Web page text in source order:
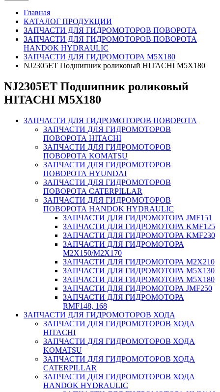
Главная
КАТАЛОГ ПРОДУКЦИИ
ЗАПЧАСТИ ДЛЯ ГИДРОМОТОРОВ ПОВОРОТА
ЗАПЧАСТИ ДЛЯ ГИДРОМОТОРОВ ПОВОРОТА
HANDOK HYDRAULIC
ЗАПЧАСТИ ДЛЯ ГИДРОМОТОРА M5X180
NJ2305ET Подшипник роликовый HITACHI M5X180
NJ2305ET Подшипник роликовый
HITACHI M5X180
ЗАПЧАСТИ ДЛЯ ГИДРОМОТОРОВ ПОВОРОТА
ЗАПЧАСТИ ДЛЯ ГИДРОМОТОРОВ
ПОВОРОТА HITACHI
ЗАПЧАСТИ ДЛЯ ГИДРОМОТОРОВ
ПОВОРОТА KOMATSU
ЗАПЧАСТИ ДЛЯ ГИДРОМОТОРОВ
ПОВОРОТА HYUNDAI
ЗАПЧАСТИ ДЛЯ ГИДРОМОТОРОВ
ПОВОРОТА CATERPILLAR
ЗАПЧАСТИ ДЛЯ ГИДРОМОТОРОВ
ПОВОРОТА HANDOK HYDRAULIC
ЗАПЧАСТИ ДЛЯ ГИДРОМОТОРА JMF151
ЗАПЧАСТИ ДЛЯ ГИДРОМОТОРА KMF125
ЗАПЧАСТИ ДЛЯ ГИДРОМОТОРА KMF230
ЗАПЧАСТИ ДЛЯ ГИДРОМОТОРА
M2X150/M2X170
ЗАПЧАСТИ ДЛЯ ГИДРОМОТОРА M2X210
ЗАПЧАСТИ ДЛЯ ГИДРОМОТОРА M5X130
ЗАПЧАСТИ ДЛЯ ГИДРОМОТОРА M5X180
ЗАПЧАСТИ ДЛЯ ГИДРОМОТОРА JMF250
ЗАПЧАСТИ ДЛЯ ГИДРОМОТОРА
RMF148, 168
ЗАПЧАСТИ ДЛЯ ГИДРОМОТОРОВ ХОДА
ЗАПЧАСТИ ДЛЯ ГИДРОМОТОРОВ ХОДА
HITACHI
ЗАПЧАСТИ ДЛЯ ГИДРОМОТОРОВ ХОДА
KOMATSU
ЗАПЧАСТИ ДЛЯ ГИДРОМОТОРОВ ХОДА
CATERPILLAR
ЗАПЧАСТИ ДЛЯ ГИДРОМОТОРОВ ХОДА
HANDOK HYDRAULIC